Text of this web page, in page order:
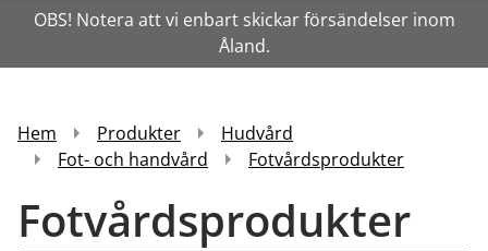
OBS! Notera att vi enbart skickar försändelser inom
Åland.
Hem Produkter
Hudvård
Fot- och handvård
Fotvårdsprodukter
Fotvårdsprodukter